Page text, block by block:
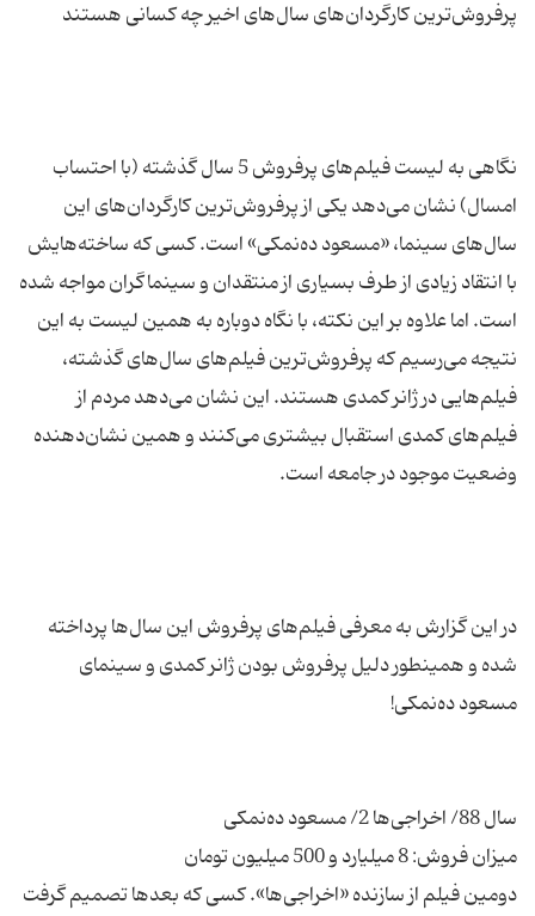
نگاهی به لیست فیلم‌های پرفروش 5 سال گذشته (با احتساب
امسال) نشان می‌دهد یكی از پرفروش‌ترین كارگردان‌های این
سال‌های سینما، «مسعود ده‌نمكی» است. كسی كه ساخته‌هایش
با انتقاد زیادی از طرف بسیاری از منتقدان و سینماگران مواجه شده
است. اما علاوه بر این نكته، با نگاه دوباره به همین لیست به این
نتیجه می‌رسیم كه پرفروش‌ترین فیلم‌های سال‌های گذشته،
فیلم‌هایی در ژانر كمدی هستند. این نشان می‌دهد مردم از
فیلم‌های كمدی استقبال بیشتری می‌كنند و همین نشان‌دهنده
در این گزارش به معرفی فیلم‌های پرفروش این سال‌ها پرداخته
شده و همینطور دلیل پرفروش بودن ژانر كمدی و سینمای
دومین فیلم از سازنده «اخراجی‌ها». كسی كه بعدها تصمیم گرفت